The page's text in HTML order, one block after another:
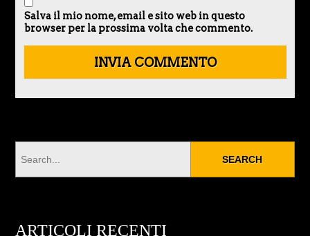
Salva il mio nome, email e sito web in questo
browser per la prossima volta che commento.
ARTICOLI RECENTI